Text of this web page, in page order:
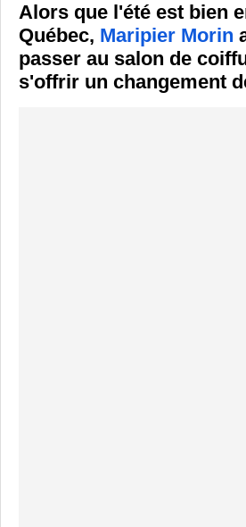
Alors que l'été est bien
Québec, Maripier Morin
passer au salon de
s'offrir un changement